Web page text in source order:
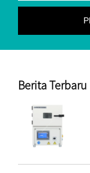
Berita Terbaru